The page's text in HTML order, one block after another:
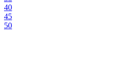
40
45
50